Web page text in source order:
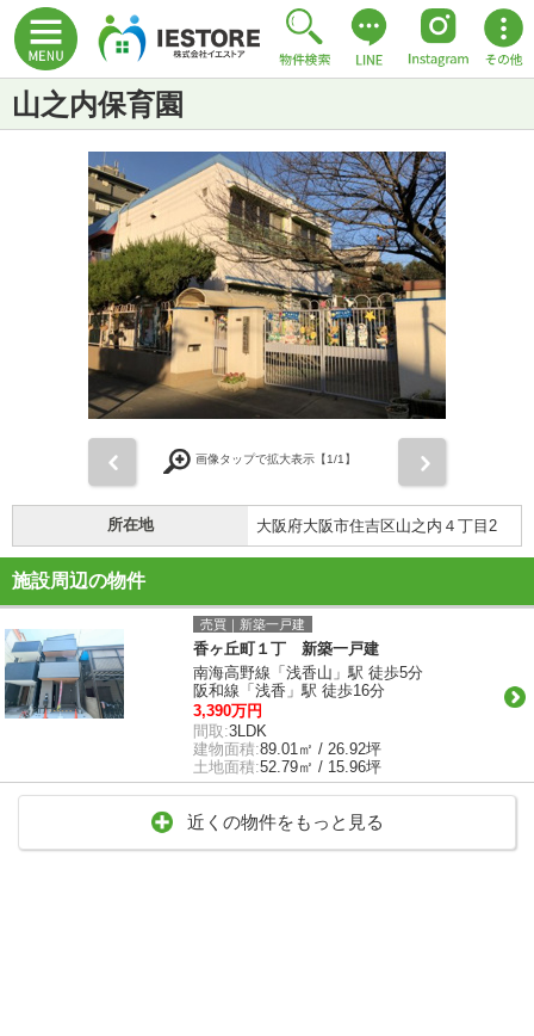
山之内保育園
画像タップで拡大表示【1/1】
所在地 大阪府大阪市住吉区山之内４丁目2
施設周辺の物件
売買｜新築一戸建
香ヶ丘町１丁 新築一戸建
南海高野線「浅香山」駅 徒歩5分
阪和線「浅香」駅 徒歩16分
3,390万円
間取:3LDK
建物面積:89.01㎡ / 26.92坪
土地面積:52.79㎡ / 15.96坪
近くの物件をもっと見る